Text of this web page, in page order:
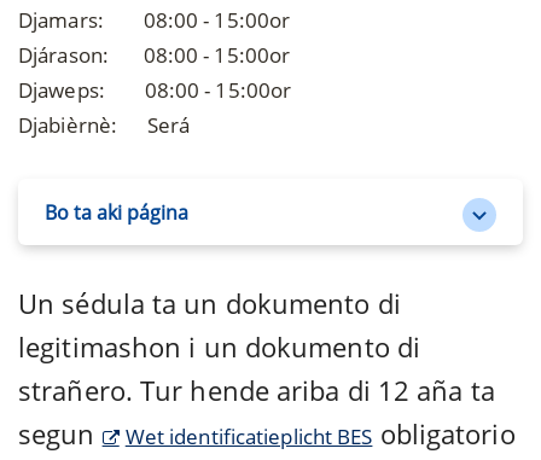
Un sédula ta un dokumento di
legitimashon i un dokumento di
strañero. Tur hende ariba di 12 aña ta
segun
Wet identificatieplicht BES obligatorio
Djamars: 08:00 - 15:00or
Djárason: 08:00 - 15:00or
Djaweps: 08:00 - 15:00or
Djabièrnè: Será
Bo ta aki página